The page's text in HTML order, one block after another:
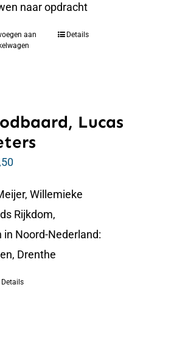
naar opdracht
aan
Details
Lucas
Willemieke
Rijkdom,
in Noord-Nederland:
Drenthe
Details